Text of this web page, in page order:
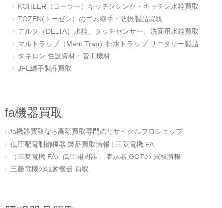
KOHLER（コーラー）キッチンシンク・キッチン水栓買取
TOZEN(トーゼン）のゴム継手・防振製品買取
デルタ（DELTA）水栓、タッチセンサー、洗面用水栓買取
マルトラップ（Maru Trap）排水トラップ.サニタリー製品
タキロン 住設資材・管工機材
JFE継手製品買取
fa機器買取
fa機器買取なら高額買取専門のリサイクルプロショップ
低圧配電制御機器 製品買取情報 | 三菱電機 FA
（三菱電機 FA）低圧開閉器 、表示器 GOTの 買取情報
三菱電機の駆動機器 買取